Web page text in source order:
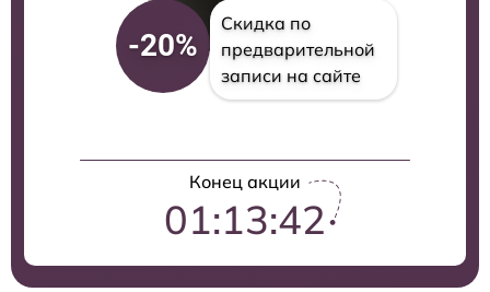
-20%
Скидка по
предварительной
записи на сайте
Конец акции
01:13:41